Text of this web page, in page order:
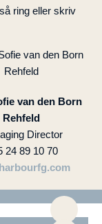
ring eller skriv
van den Born
Rehfeld
Director
24 89 10 70